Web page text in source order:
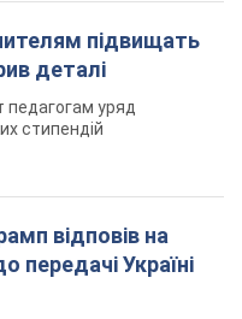
підвищать
деталі
педагогам уряд
стипендій
відповів на
передачі Україні